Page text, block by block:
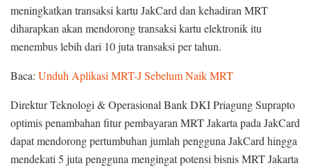
meningkatkan transaksi kartu JakCard dan kehadiran MRT
diharapkan akan mendorong transaksi kartu elektronik itu
menembus lebih dari 10 juta transaksi per tahun.
Baca: Unduh Aplikasi MRT-J Sebelum Naik MRT
Direktur Teknologi & Operasional Bank DKI Priagung Suprapto
optimis penambahan fitur pembayaran MRT Jakarta pada JakCard
dapat mendorong pertumbuhan jumlah pengguna JakCard hingga
mendekati 5 juta pengguna mengingat potensi bisnis MRT Jakarta